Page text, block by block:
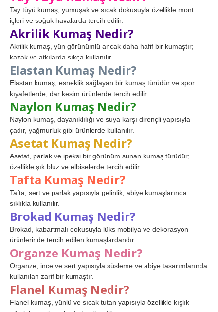
Tay tüyü kumaş, yumuşak ve sıcak dokusuyla özellikle mont
içleri ve soğuk havalarda tercih edilir.
Akrilik Kumaş Nedir?
Akrilik kumaş, yün görünümlü ancak daha hafif bir kumaştır;
kazak ve atkılarda sıkça kullanılır.
Elastan Kumaş Nedir?
Elastan kumaş, esneklik sağlayan bir kumaş türüdür ve spor
kıyafetlerde, dar kesim ürünlerde tercih edilir.
Naylon Kumaş Nedir?
Naylon kumaş, dayanıklılığı ve suya karşı dirençli yapısıyla
çadır, yağmurluk gibi ürünlerde kullanılır.
Asetat Kumaş Nedir?
Asetat, parlak ve ipeksi bir görünüm sunan kumaş türüdür;
özellikle şık bluz ve elbiselerde tercih edilir.
Tafta Kumaş Nedir?
Tafta, sert ve parlak yapısıyla gelinlik, abiye kumaşlarında
sıklıkla kullanılır.
Brokad Kumaş Nedir?
Brokad, kabartmalı dokusuyla lüks mobilya ve dekorasyon
ürünlerinde tercih edilen kumaşlardandır.
Organze Kumaş Nedir?
Organze, ince ve sert yapısıyla süsleme ve abiye tasarımlarında
kullanılan zarif bir kumaştır.
Flanel Kumaş Nedir?
Flanel kumaş, yünlü ve sıcak tutan yapısıyla özellikle kışlık